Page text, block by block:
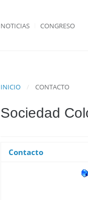
NOTICIAS CONGRESO
INICIO CONTACTO
Sociedad
Contacto